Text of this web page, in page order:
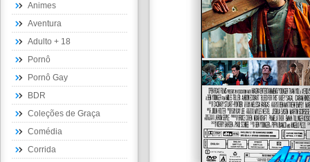
Animes
Aventura
Adulto + 18
Pornô
Pornô Gay
BDR
Coleções de Graça
Comédia
Corrida